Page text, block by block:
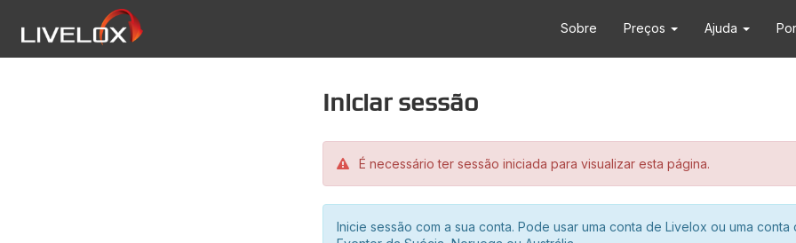
Sobre Preços Ajuda
Iniciar sessão
É necessário ter sessão iniciada para visualizar esta página.
Inicie sessão com a sua conta. Pode usar uma conta de Livelox ou uma conta